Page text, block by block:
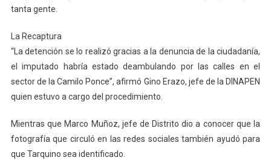
tanta gente.
La Recaptura
“La detención se lo realizó gracias a la denuncia de la ciudadanía,
el imputado habría estado deambulando por las calles en el
sector de la Camilo Ponce”, afirmó Gino Erazo, jefe de la DINAPEN
quien estuvo a cargo del procedimiento.
Mientras que Marco Muñoz, jefe de Distrito dio a conocer que la
fotografía que circuló en las redes sociales también ayudó para
que Tarquino sea identificado.